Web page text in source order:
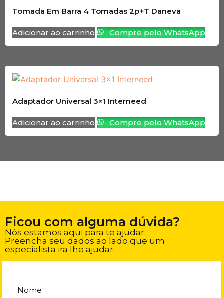
Tomada Em Barra 4 Tomadas 2p+T Daneva
Adicionar ao carrinho Compre pelo WhatsApp
Adaptador Universal 3×1 Interneed
Adicionar ao carrinho Compre pelo WhatsApp
Ficou com alguma dúvida?
Nós estamos aqui para te ajudar.
Preencha seu dados ao lado que um
especialista ira lhe ajudar.
Nome